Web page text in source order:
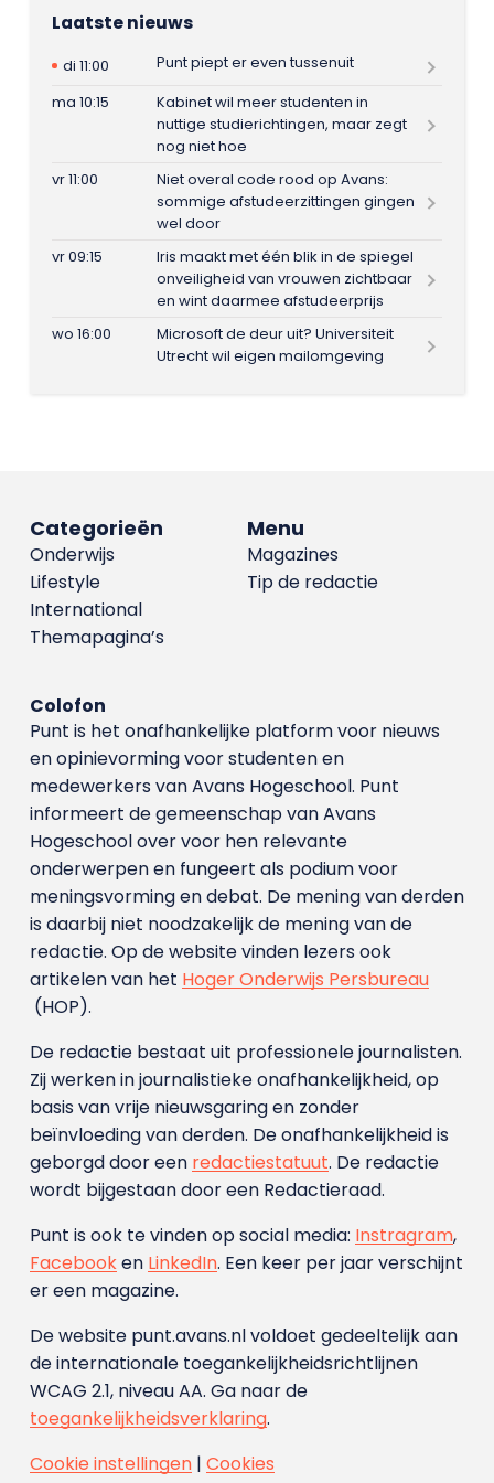
Laatste nieuws
di 11:00
Punt piept er even tussenuit
ma 10:15
Kabinet wil meer studenten in
nuttige studierichtingen, maar zegt
nog niet hoe
vr 11:00
Niet overal code rood op Avans:
sommige afstudeerzittingen gingen
wel door
vr 09:15
Iris maakt met één blik in de spiegel
onveiligheid van vrouwen zichtbaar
en wint daarmee afstudeerprijs
wo 16:00
Microsoft de deur uit? Universiteit
Utrecht wil eigen mailomgeving
Menu
Magazines
Tip de redactie
Categorieën
Onderwijs
Lifestyle
International
Themapagina’s
Colofon
Punt is het onafhankelijke platform voor nieuws
en opinievorming voor studenten en
medewerkers van Avans Hoge­school. Punt
informeert de gemeenschap van Avans
Hogeschool over voor hen relevante
onderwerpen en fungeert als podium voor
meningsvorming en debat. De mening van derden
is daarbij niet noodzakelijk de mening van de
redactie. Op de website vinden lezers ook
artikelen van het Hoger Onderwijs Persbureau
(HOP).
De redactie bestaat uit professionele journalisten.
Zij werken in journalistieke onafhankelijkheid, op
basis van vrije nieuwsgaring en zonder
beïnvloeding van derden. De onafhankelijkheid is
geborgd door een redactiestatuut. De redactie
wordt bijgestaan door een Redactieraad.
Punt is ook te vinden op social media: Instragram,
Facebooken LinkedIn. Een keer per jaar verschijnt
er een magazine.
De website punt.avans.nl voldoet gedeeltelijk aan
de internationale toegankelijkheidsrichtlijnen
WCAG 2.1, niveau AA. Ga naar de
toegankelijkheidsverklaring.
Cookie instellingen| Cookies